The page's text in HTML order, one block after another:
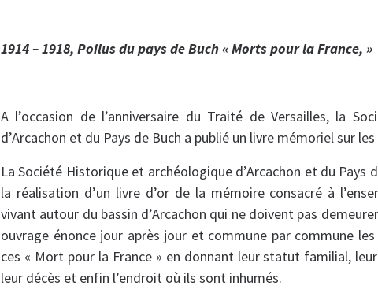
1914 – 1918, Poilus du pays de Buch « Morts pour la France,
A l’occasion de l’anniversaire du Traité de Versailles, la
d’Arcachon et du Pays de Buch a publié un livre mémoriel sur
La Société Historique et archéologique d’Arcachon et du Pays
la réalisation d’un livre d’or de la mémoire consacré à
vivant autour du bassin d’Arcachon qui ne doivent pas
ouvrage énonce jour après jour et commune par commune
ces « Mort pour la France » en donnant leur statut familial,
leur décès et enfin l’endroit où ils sont inhumés.